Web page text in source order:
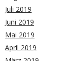
Juli 2019
Juni 2019
Mai 2019
April 2019